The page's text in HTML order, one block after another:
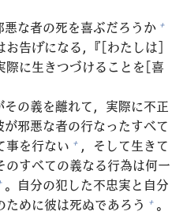
悪な者の死を喜ぶだろうか +
お告げになる，『[わたしは]
際に生きつづけることを[喜
その義を離れて， 実際に不正
が邪悪な者の行なったすべて
事を行ない + ，そして生きて
のすべての義なる行為は何一
。 自分の犯した不忠実と 自分
ために彼は死ぬであろう + 。